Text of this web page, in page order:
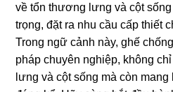
về tổn thương lưng và cột
trọng, đặt ra nhu cầu cấp thiết
Trong ngữ cảnh này, ghế
pháp chuyên nghiệp, không
lưng và cột sống mà còn